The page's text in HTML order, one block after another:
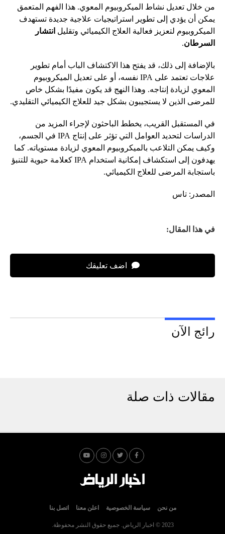
من خلال تعديل نشاط الميكروبيوم المعوي. هذا الفهم المتعمق
يمكن أن يؤدي إلى تطوير استراتيجيات علاجية جديدة تستهدف
الميكروبيوم لتعزيز فعالية العلاج الكيميائي وتقليل انتشار
السرطان.
بالإضافة إلى ذلك، قد يفتح هذا الاكتشاف الباب أمام تطوير
علاجات تعتمد على IPA نفسه، أو على تعديل الميكروبيوم
المعوي لزيادة إنتاجه. وهذا النهج قد يكون مفيدًا بشكل خاص
للمرضى الذين لا يستجيبون بشكل جيد للعلاج الكيميائي التقليدي.
في المستقبل القريب، يخطط الباحثون لإجراء المزيد من
الدراسات لتحديد العوامل التي تؤثر على إنتاج IPA في الجسم،
وكيف يمكن التلاعب بالميكروبيوم المعوي لزيادة مستوياته. كما
يهدفون إلى استكشاف إمكانية استخدام IPA كعلامة حيوية للتنبؤ
باستجابة المرضى للعلاج الكيميائي.
المصدر: تاس
في هذا المقال:
اضف تعليقك
رائج الآن
مقالات ذات صلة
من نحن سياسة الخصوصية اعلن معنا اتصل بنا
2023 © اخبار الرياض. جميع حقوق النشر محفوظة.